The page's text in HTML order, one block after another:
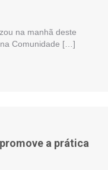
na manhã deste
Comunidade […]
a prática